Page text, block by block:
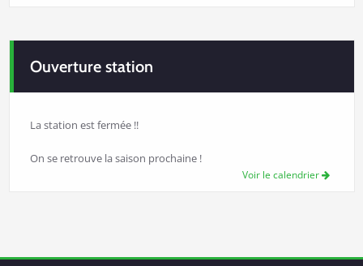
Ouverture station
La station est fermée !!
On se retrouve la saison prochaine !
Voir le calendrier